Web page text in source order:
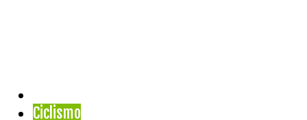
Ciclismo